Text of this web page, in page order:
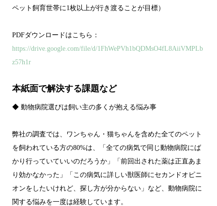
ペット飼育世帯に1枚以上が行き渡ることが目標）
PDFダウンロードはこちら：
https://drive.google.com/file/d/1FhWePVh1bQDMsO4fL8AiiVMPLb
z57h1r
本紙面で解決する課題など
◆ 動物病院選びは飼い主の多くが抱える悩み事
弊社の調査では、ワンちゃん・猫ちゃんを含めた全てのペット
を飼われている方の80%は、「全ての病気で同じ動物病院にば
かり行っていていいのだろうか」「前回出された薬は正直あま
り効かなかった」「この病気に詳しい獣医師にセカンドオピニ
オンをしたいけれど、探し方が分からない」など、動物病院に
関する悩みを一度は経験しています。